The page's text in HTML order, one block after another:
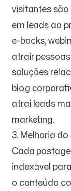
visitantes são
em leads ao
e-books,
atrair
soluções
blog
atrai leads
marketing.
3. Melhoria
Cada
indexável
o conteúdo